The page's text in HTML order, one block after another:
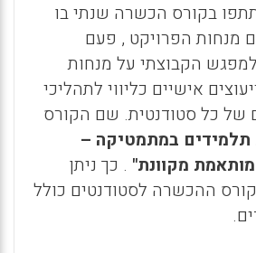
בקורס הכשרה שנתי בו
מנחות הפרויקט , פעם
הקבוצתי על מנחות
אישיים כליווי לתהליכי
של כל סטודנטית. שם הקורס
תלמידים במתמטיקה –
מקוונת" . כך ניתן
ההכשרה לסטודנטים כולל